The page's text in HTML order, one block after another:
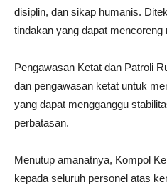
disiplin, dan sikap humanis.
tindakan yang dapat
Pengawasan Ketat dan Patroli
dan pengawasan ketat untuk
yang dapat mengganggu
perbatasan.
Menutup amanatnya, Kompol
kepada seluruh personel atas